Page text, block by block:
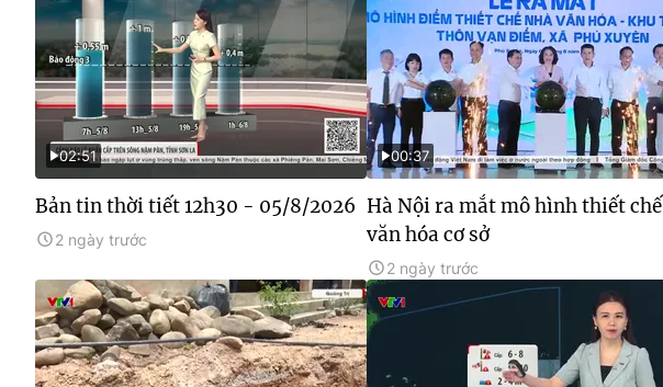
02:51
Bản tin thời tiết 12h30 - 05/8/2026
2 ngày trước
00:37
Hà Nội ra mắt mô hình thiết chế
văn hóa cơ sở
2 ngày trước